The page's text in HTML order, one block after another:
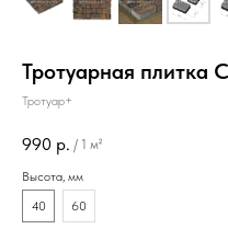
Тротуарная плитка
Тротуар+
990 р. / 1 м²
Высота, мм
40
60